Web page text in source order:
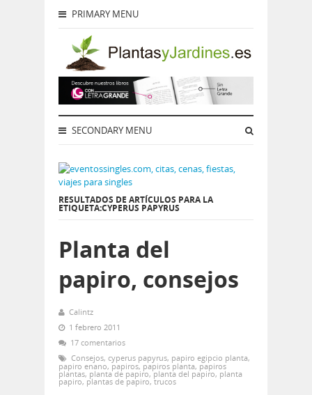
PRIMARY MENU
SECONDARY MENU
RESULTADOS DE ARTÍCULOS PARA LA
ETIQUETA:CYPERUS PAPYRUS
Planta del
papiro, consejos
Calintz
1 febrero 2011
17 comentarios
Consejos, cyperus papyrus, papiro egipcio planta,
papiro enano, papiros, papiros planta, papiros
plantas, planta de papiro,planta del papiro, planta
papiro, plantas de papiro, trucos